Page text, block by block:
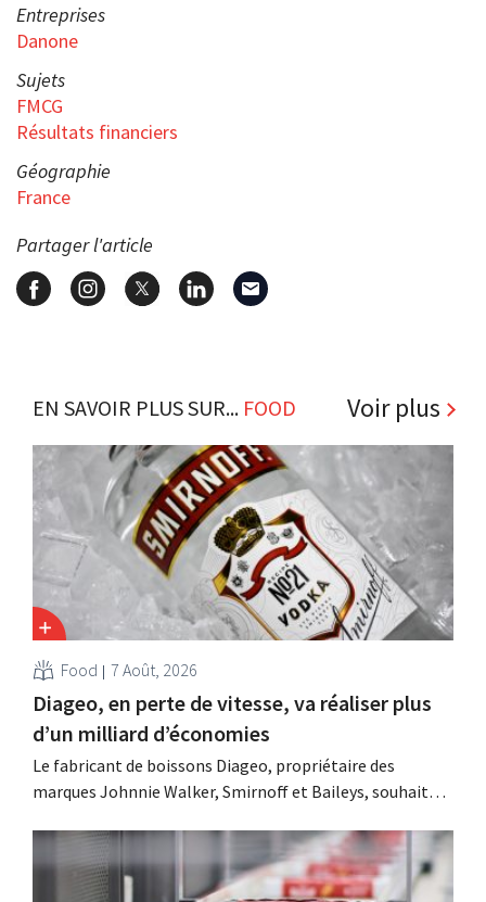
Entreprises
Danone
Sujets
FMCG
Résultats financiers
Géographie
France
Partager l'article
EN SAVOIR PLUS SUR... FOOD Voir plus
Food 7 Août, 2026
Diageo, en perte de vitesse, va réaliser plus
d’un milliard d’économies
Le fabricant de boissons Diageo, propriétaire des
marques Johnnie Walker, Smirnoff et Baileys, souhaite,
considérablement ses coûts tout en investissant dans la
croissance, notamment pour Guinness et les cocktails
prêts à boire.